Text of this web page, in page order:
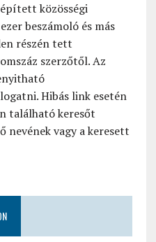
közösségi
beszámoló és más
részén tett
szerzőtől. Az
Hibás link esetén
található keresőt
nevének vagy a keresett